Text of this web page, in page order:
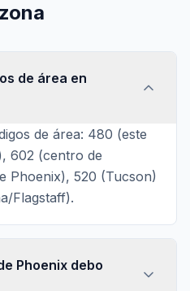
de área en
de área: 480 (este
602 (centro de
Phoenix), 520 (Tucson)
Flagstaff).
Phoenix debo